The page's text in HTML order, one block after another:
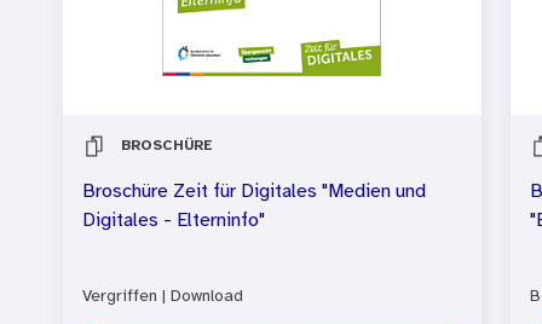
BROSCHÜRE
Broschüre Zeit für Digitales "Medien und
Digitales - Elterninfo"
Vergriffen Download